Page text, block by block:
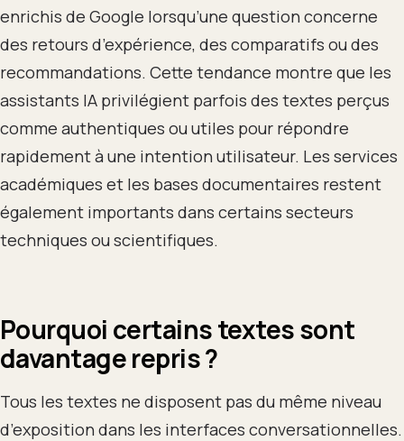
enrichis de Google lorsqu’une question concerne
des retours d’expérience, des comparatifs ou des
recommandations. Cette tendance montre que les
assistants IA privilégient parfois des textes perçus
comme authentiques ou utiles pour répondre
rapidement à une intention utilisateur. Les services
académiques et les bases documentaires restent
également importants dans certains secteurs
techniques ou scientifiques.
Pourquoi certains textes sont
davantage repris ?
Tous les textes ne disposent pas du même niveau
d’exposition dans les interfaces conversationnelles.